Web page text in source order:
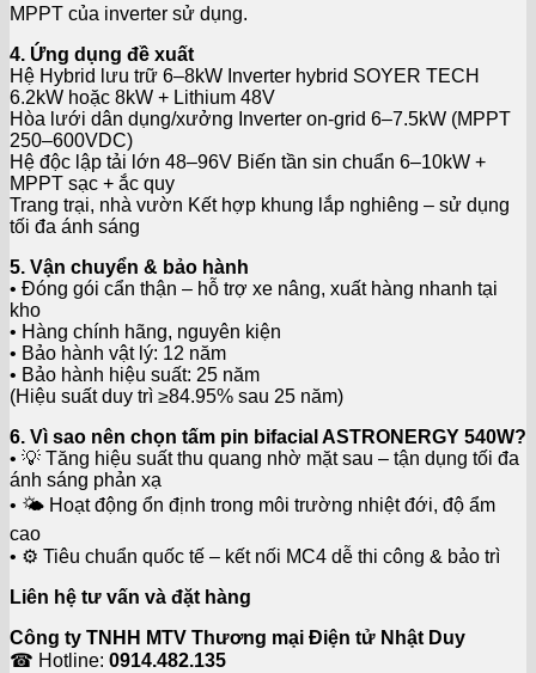
MPPT của inverter sử dụng.
4. Ứng dụng đề xuất
Hệ Hybrid lưu trữ 6–8kW Inverter hybrid SOYER TECH
6.2kW hoặc 8kW + Lithium 48V
Hòa lưới dân dụng/xưởng Inverter on-grid 6–7.5kW (MPPT
250–600VDC)
Hệ độc lập tải lớn 48–96V Biến tần sin chuẩn 6–10kW +
MPPT sạc + ắc quy
Trang trại, nhà vườn Kết hợp khung lắp nghiêng – sử dụng
tối đa ánh sáng
5. Vận chuyển & bảo hành
• Đóng gói cẩn thận – hỗ trợ xe nâng, xuất hàng nhanh tại
kho
• Hàng chính hãng, nguyên kiện
• Bảo hành vật lý: 12 năm
• Bảo hành hiệu suất: 25 năm
(Hiệu suất duy trì ≥84.95% sau 25 năm)
6. Vì sao nên chọn tấm pin bifacial ASTRONERGY 540W?
• 💡 Tăng hiệu suất thu quang nhờ mặt sau – tận dụng tối đa
ánh sáng phản xạ
• 🌤️ Hoạt động ổn định trong môi trường nhiệt đới, độ ẩm
cao
• ⚙️ Tiêu chuẩn quốc tế – kết nối MC4 dễ thi công & bảo trì
Liên hệ tư vấn và đặt hàng
Công ty TNHH MTV Thương mại Điện tử Nhật Duy
☎ Hotline: 0914.482.135